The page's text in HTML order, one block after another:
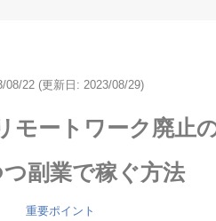
08/22 (更新日: 2023/08/29)
モートワーク廃止
副業で稼ぐ方法
重要ポイント